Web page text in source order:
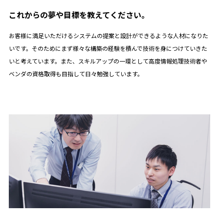
これからの夢や目標を教えてください。
お客様に満足いただけるシステムの提案と設計ができるような人材になりた
いです。そのためにまず様々な構築の経験を積んで技術を身につけていきた
いと考えています。また、スキルアップの一環として高度情報処理技術者や
ベンダの資格取得も目指して日々勉強しています。